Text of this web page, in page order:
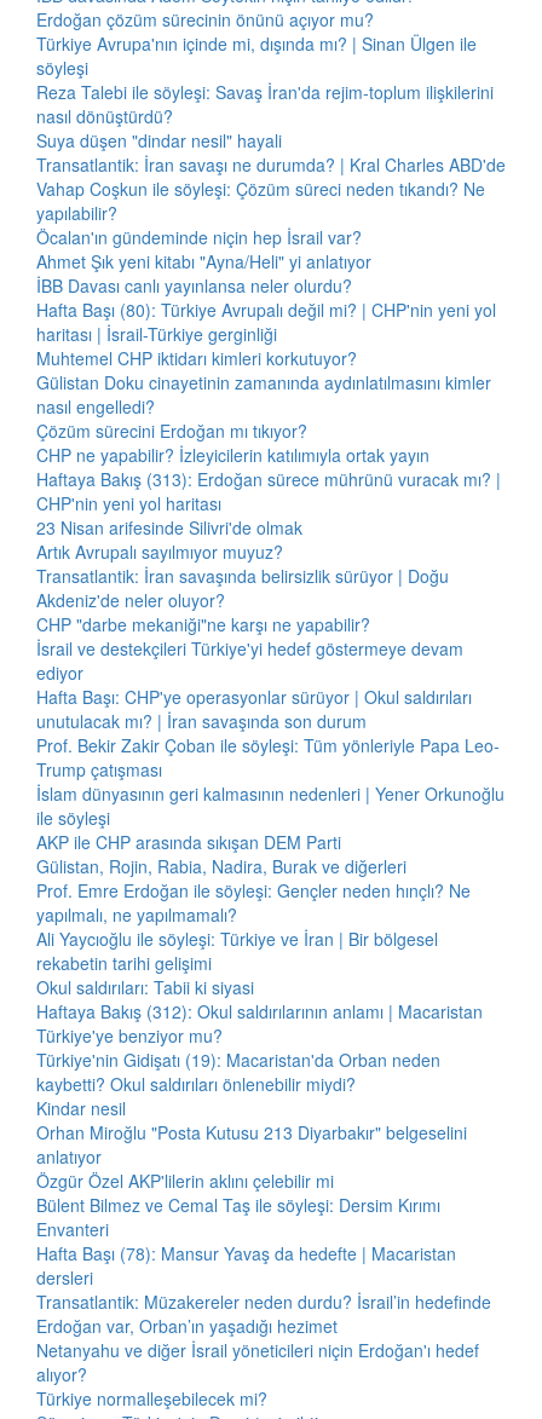
Erdoğan çözüm sürecinin önünü açıyor mu?
Türkiye Avrupa'nın içinde mi, dışında mı? | Sinan Ülgen ile
söyleşi
Reza Talebi ile söyleşi: Savaş İran'da rejim-toplum ilişkilerini
nasıl dönüştürdü?
Suya düşen "dindar nesil" hayali
Transatlantik: İran savaşı ne durumda? | Kral Charles ABD'de
Vahap Coşkun ile söyleşi: Çözüm süreci neden tıkandı? Ne
yapılabilir?
Öcalan'ın gündeminde niçin hep İsrail var?
Ahmet Şık yeni kitabı "Ayna/Heli" yi anlatıyor
İBB Davası canlı yayınlansa neler olurdu?
Hafta Başı (80): Türkiye Avrupalı değil mi? | CHP'nin yeni yol
haritası | İsrail-Türkiye gerginliği
Muhtemel CHP iktidarı kimleri korkutuyor?
Gülistan Doku cinayetinin zamanında aydınlatılmasını kimler
nasıl engelledi?
Çözüm sürecini Erdoğan mı tıkıyor?
CHP ne yapabilir? İzleyicilerin katılımıyla ortak yayın
Haftaya Bakış (313): Erdoğan sürece mührünü vuracak mı? |
CHP'nin yeni yol haritası
23 Nisan arifesinde Silivri'de olmak
Artık Avrupalı sayılmıyor muyuz?
Transatlantik: İran savaşında belirsizlik sürüyor | Doğu
Akdeniz'de neler oluyor?
CHP "darbe mekaniği"ne karşı ne yapabilir?
İsrail ve destekçileri Türkiye'yi hedef göstermeye devam
ediyor
Hafta Başı: CHP'ye operasyonlar sürüyor | Okul saldırıları
unutulacak mı? | İran savaşında son durum
Prof. Bekir Zakir Çoban ile söyleşi: Tüm yönleriyle Papa Leo-
Trump çatışması
İslam dünyasının geri kalmasının nedenleri | Yener Orkunoğlu
ile söyleşi
AKP ile CHP arasında sıkışan DEM Parti
Gülistan, Rojin, Rabia, Nadira, Burak ve diğerleri
Prof. Emre Erdoğan ile söyleşi: Gençler neden hınçlı? Ne
yapılmalı, ne yapılmamalı?
Ali Yaycıoğlu ile söyleşi: Türkiye ve İran | Bir bölgesel
rekabetin tarihi gelişimi
Okul saldırıları: Tabii ki siyasi
Haftaya Bakış (312): Okul saldırılarının anlamı | Macaristan
Türkiye'ye benziyor mu?
Türkiye'nin Gidişatı (19): Macaristan'da Orban neden
kaybetti? Okul saldırıları önlenebilir miydi?
Kindar nesil
Orhan Miroğlu "Posta Kutusu 213 Diyarbakır" belgeselini
anlatıyor
Özgür Özel AKP'lilerin aklını çelebilir mi
Bülent Bilmez ve Cemal Taş ile söyleşi: Dersim Kırımı
Envanteri
Hafta Başı (78): Mansur Yavaş da hedefte | Macaristan
dersleri
Transatlantik: Müzakereler neden durdu? İsrail’in hedefinde
Erdoğan var, Orban’ın yaşadığı hezimet
Netanyahu ve diğer İsrail yöneticileri niçin Erdoğan'ı hedef
alıyor?
Türkiye normalleşebilecek mi?